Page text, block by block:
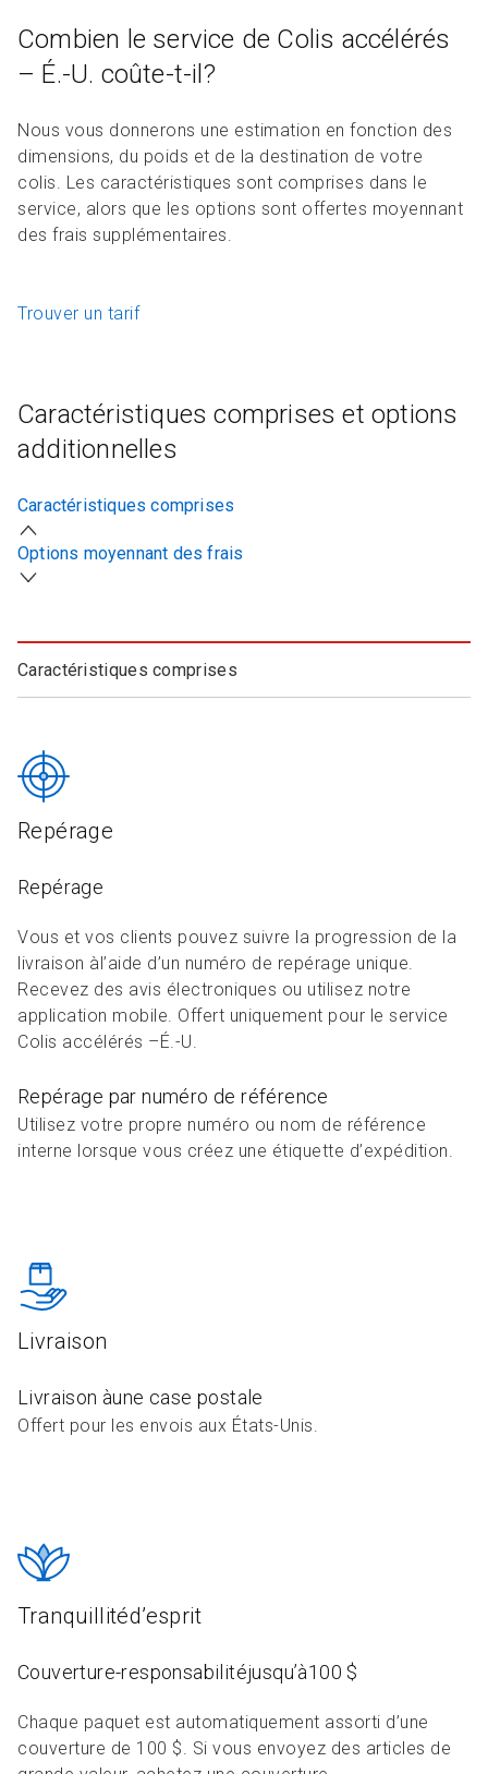
Combien le service de Colis accélérés
– É.-U. coûte-t-il?
Nous vous donnerons une estimation en fonction des
dimensions, du poids et de la destination de votre
colis. Les caractéristiques sont comprises dans le
service, alors que les options sont offertes moyennant
des frais supplémentaires.
Trouver un tarif
Caractéristiques comprises et options
additionnelles
Caractéristiques comprises
Options moyennant des frais
Caractéristiques comprises
Repérage
Repérage
Vous et vos clients pouvez suivre la progression de la
livraison àl’aide d’un numéro de repérage unique.
Recevez des avis électroniques ou utilisez notre
application mobile. Offert uniquement pour le service
Colis accélérés –É.-U.
Repérage par numéro de référence
Utilisez votre propre numéro ou nom de référence
interne lorsque vous créez une étiquette d’expédition.
Livraison
Livraison àune case postale
Offert pour les envois aux États-Unis.
Tranquillitéd’esprit
Couverture-responsabilitéjusqu’à100 $
Chaque paquet est automatiquement assorti d’une
couverture de 100 $. Si vous envoyez des articles de